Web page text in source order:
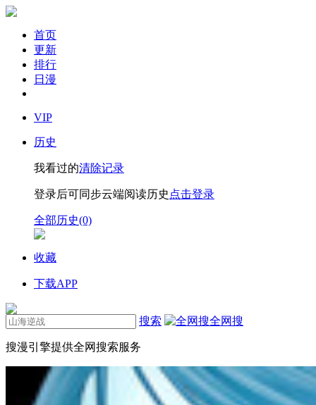
首页
更新
排行
日漫
VIP
历史
我看过的清除记录
登录后可同步云端阅读历史 点击登录
全部历史(0)
收藏
下载APP
搜索 全网搜
搜漫引擎提供全网搜索服务